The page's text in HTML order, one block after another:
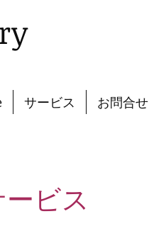
サービス お問合せ
ビス